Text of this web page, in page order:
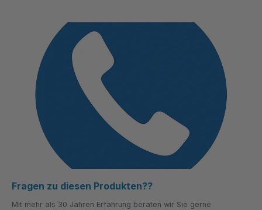
Fragen zu diesen Produkten??
Mit mehr als 30 Jahren Erfahrung beraten wir Sie gerne